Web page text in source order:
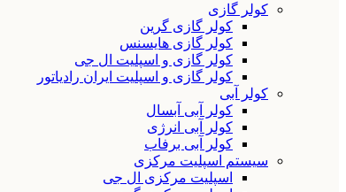
کولر گازی
کولر گازی گرین
کولر گازی هایسنس
کولر گازی و اسپلیت ال جی
کولر گازی و اسپلیت ایران رادیاتور
کولر آبی
کولر آبی آبسال
کولر آبی انرژی
کولر آبی برفاب
سیستم اسپلیت مرکزی
اسپلیت مرکزی ال جی